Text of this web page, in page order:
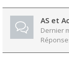
AS et
Dernier